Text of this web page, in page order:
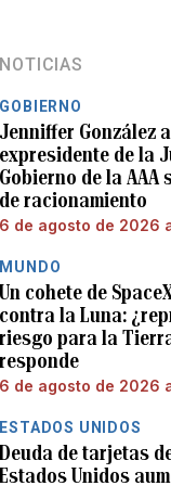
NOTICIAS
GOBIERNO
Jenniffer González
expresidente de la
Gobierno de la AAA
de racionamiento
6 de agosto de 2026
MUNDO
Un cohete de
contra la Luna:
riesgo para la
responde
6 de agosto de 2026
ESTADOS UNIDOS
Deuda de tarjetas
Estados Unidos